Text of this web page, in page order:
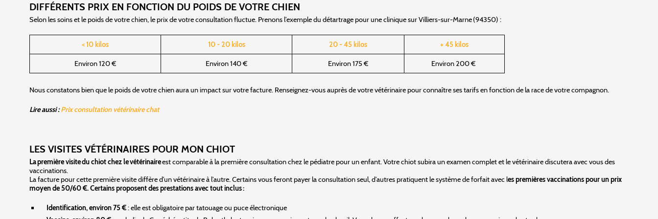
DIFFÉRENTS PRIX EN FONCTION DU POIDS DE VOTRE CHIEN
Selon les soins et le poids de votre chien, le prix de votre consultation fluctue. Prenons l’exemple du détartrage pour une clinique sur Villiers-sur-Marne (94350) :
< 10 kilos 10 - 20 kilos 20 - 45 kilos + 45 kilos
Environ 120 € Environ 140 € Environ 175 € Environ 200 €
Nous constatons bien que le poids de votre chien aura un impact sur votre facture. Renseignez-vous auprès de votre vétérinaire pour connaître ses tarifs en fonction de la race de votre compagnon.
Lire aussi :Prix consultation vétérinaire chat
LES VISITES VÉTÉRINAIRES POUR MON CHIOT
La première visite du chiot chez le vétérinaireest comparable à la première consultation chez le pédiatre pour un enfant. Votre chiot subira un examen complet et le vétérinaire discutera avec vous des
vaccinations.
La facture pour cette première visite diffère d’un vétérinaire à l’autre. Certains vous feront payer la consultation seul, d’autres pratiquent le système de forfait avec les premières vaccinations pour un prix
moyen de 50/60 €. Certains proposent des prestations avec tout inclus :
Identification, environ 75 €: elle est obligatoire par tatouage ou puce électronique